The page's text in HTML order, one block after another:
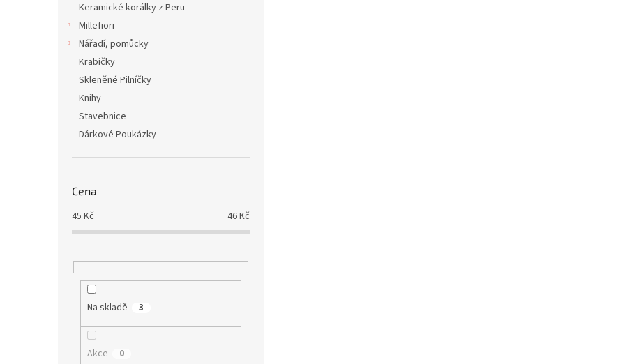
Keramické korálky z Peru
Millefiori
Nářadí, pomůcky
Krabičky
Skleněné Pilníčky
Knihy
Stavebnice
Dárkové Poukázky
Cena
45 Kč 46Kč
Na skladě 3
Akce 0